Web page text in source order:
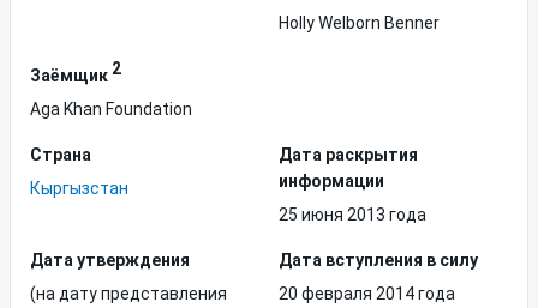
Holly Welborn Benner
Заёмщик 2
Aga Khan Foundation
Страна
Кыргызстан
Дата раскрытия
информации
25 июня 2013 года
Дата утверждения
(на дату представления
Дата вступления в силу
20 февраля 2014 года